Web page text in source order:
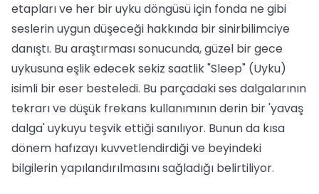
etapları ve her bir uyku döngüsü için fonda ne gibi
seslerin uygun düşeceği hakkında bir sinirbilimciye
danıştı. Bu araştırması sonucunda, güzel bir gece
uykusuna eşlik edecek sekiz saatlik "Sleep" (Uyku)
isimli bir eser besteledi. Bu parçadaki ses dalgalarının
tekrarı ve düşük frekans kullanımının derin bir 'yavaş
dalga' uykuyu teşvik ettiği sanılıyor. Bunun da kısa
dönem hafızayı kuvvetlendirdiği ve beyindeki
bilgilerin yapılandırılmasını sağladığı belirtiliyor.